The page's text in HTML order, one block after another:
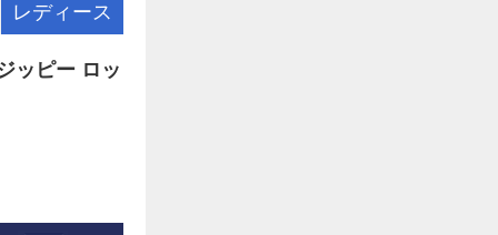
レディース
ッピー ロッ